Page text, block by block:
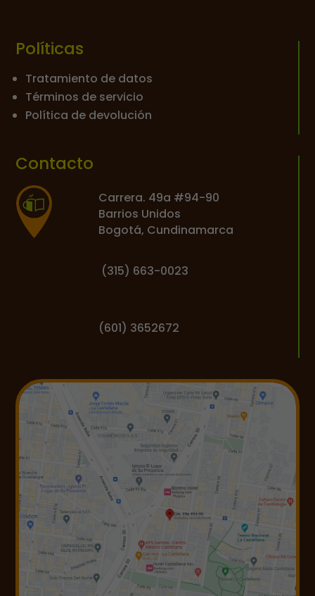
Políticas
Tratamiento de datos
Términos de servicio
Política de devolución
Contacto
Carrera. 49a #94-90
Barrios Unidos
Bogotá, Cundinamarca
(315) 663-0023
(601) 3652672